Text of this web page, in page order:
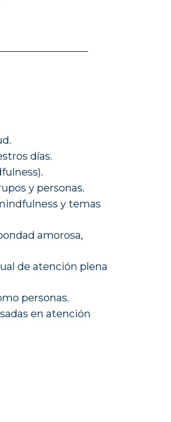
días.
y personas.
y temas
amorosa,
de atención plena
personas.
en atención